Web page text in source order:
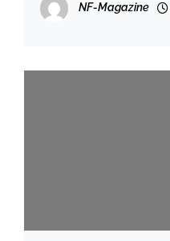
NF-Magazine